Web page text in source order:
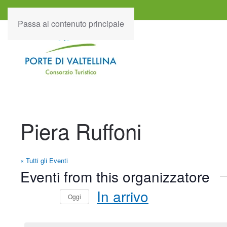
Passa al contenuto principale
Piera Ruffoni
« Tutti gli Eventi
Eventi from this organizzatore
Oggi In arrivo